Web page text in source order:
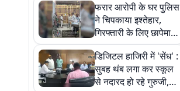
फरार आरोपी के घर पुलिस
ने चिपकाया इश्तेहार,
गिरफ्तारी के लिए छापेमारी
जारी
डिजिटल हाजिरी में 'सेंध' :
सुबह थंब लगा कर स्कूल
से नदारद हो रहे गुरुजी,